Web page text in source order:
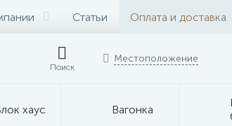
Статьи Оплата и доставка
Поиск
Местоположение
хаус Вагонка